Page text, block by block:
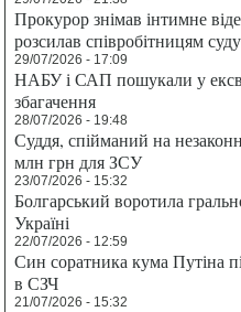
Прокурор знімав інтимне
розсилав співробітницям суду
29/07/2026 - 17:09
НАБУ і САП пошукали у
збагачення
28/07/2026 - 19:48
Суддя, спійманий на
млн грн для ЗСУ
23/07/2026 - 15:32
Болгарський воротила
Україні
22/07/2026 - 12:59
Син соратника кума Путіна
в СЗЧ
21/07/2026 - 15:32